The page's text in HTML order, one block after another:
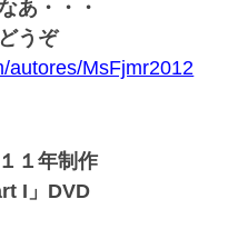
あ・・・
うぞ
autores/MsFjmr2012
１年制作
I」DVD